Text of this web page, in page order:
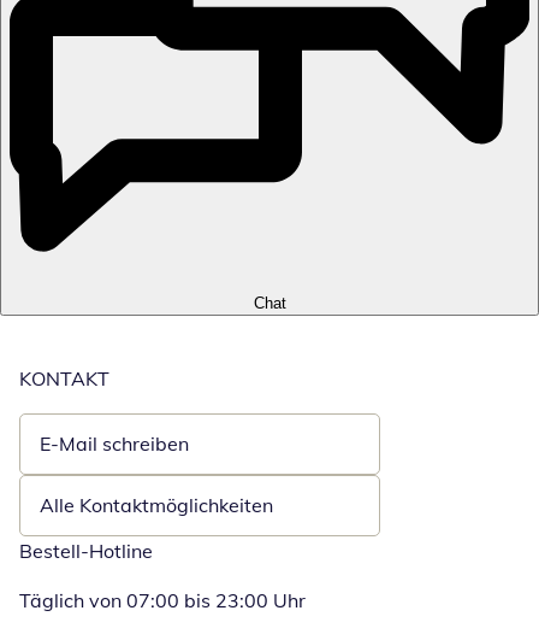
Chat
KONTAKT
E-Mail schreiben
Öffnet E-Mail-Client
Alle Kontaktmöglichkeiten
Bestell-Hotline
Täglich von 07:00 bis 23:00 Uhr